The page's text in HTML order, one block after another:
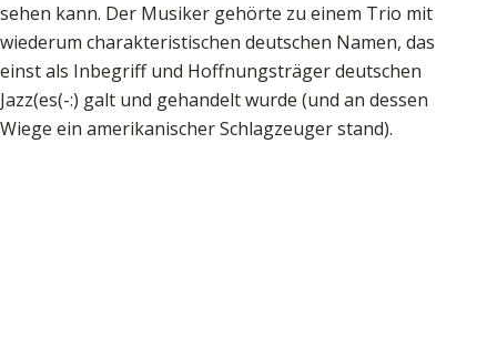
sehen kann. Der Musiker gehörte zu einem Trio mit
wiederum charakteristischen deutschen Namen, das
einst als Inbegriff und Hoffnungsträger deutschen
Jazz(es(-:) galt und gehandelt wurde (und an dessen
Wiege ein amerikanischer Schlagzeuger stand).